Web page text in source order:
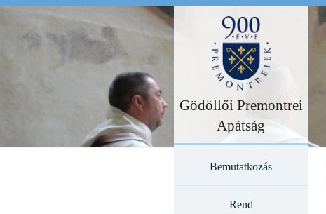
Gödöllői Premontrei
Apátság
Bemutatkozás
Rend